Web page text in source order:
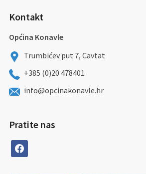
Kontakt
Općina Konavle
Trumbićev put 7, Cavtat
+385 (0)20 478401
info@opcinakonavle.hr
Pratite nas
facebook